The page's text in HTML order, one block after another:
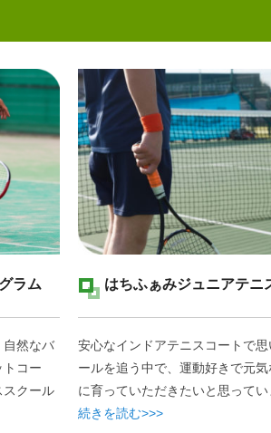
ラム
自然なバ
トコー
スクール
はちふぁみジュニアテニ
安心なインドアテニスコートで思
ールを追う中で、運動好きで元
に育っていただきたいと思ってい
続きを読む>>>